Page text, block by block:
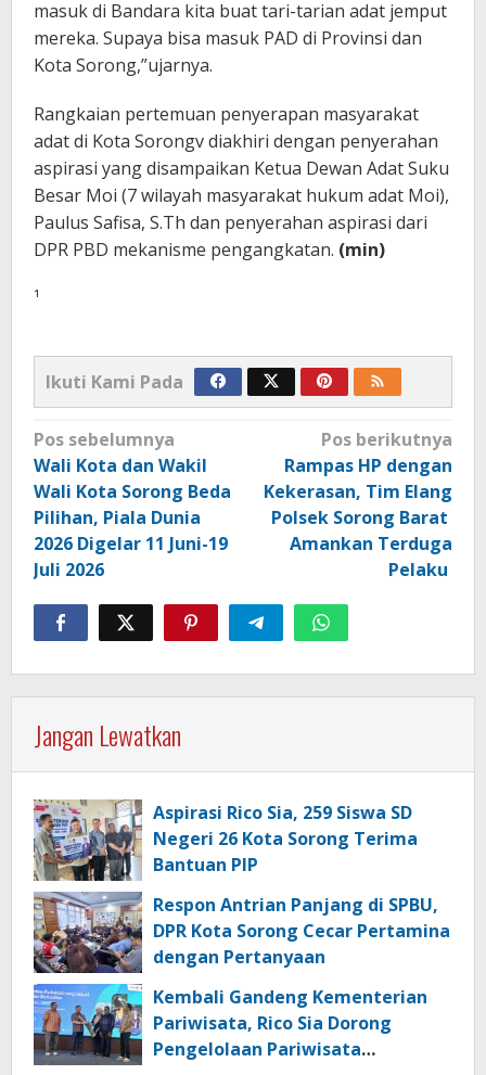
masuk di Bandara kita buat tari-tarian adat jemput
mereka. Supaya bisa masuk PAD di Provinsi dan
Kota Sorong,”ujarnya.
Rangkaian pertemuan penyerapan masyarakat
adat di Kota Sorongv diakhiri dengan penyerahan
aspirasi yang disampaikan Ketua Dewan Adat Suku
Besar Moi (7 wilayah masyarakat hukum adat Moi),
Paulus Safisa, S.Th dan penyerahan aspirasi dari
DPR PBD mekanisme pengangkatan. (min)
¹
Ikuti Kami Pada
Navigasi
pos
Pos sebelumnya
Wali Kota dan Wakil
Wali Kota Sorong Beda
Pilihan, Piala Dunia
2026 Digelar 11 Juni-19
Juli 2026
Pos berikutnya
Rampas HP dengan
Kekerasan, Tim Elang
Polsek Sorong Barat
Amankan Terduga
Pelaku
Jangan Lewatkan
Aspirasi Rico Sia, 259 Siswa SD
Negeri 26 Kota Sorong Terima
Bantuan PIP
Respon Antrian Panjang di SPBU,
DPR Kota Sorong Cecar Pertamina
dengan Pertanyaan
Kembali Gandeng Kementerian
Pariwisata, Rico Sia Dorong
Pengelolaan Pariwisata